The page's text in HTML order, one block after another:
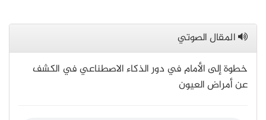
المقال الصوتي
خطوة إلى الأمام في دور الذكاء الاصطناعي في الكشف
عن أمراض العيون